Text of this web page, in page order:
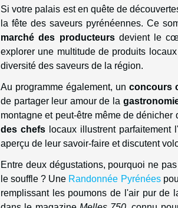
Si votre palais est en quête de
la fête des saveurs pyrénéennes. Ce
marché des producteursdevient le
explorer une multitude de produits
diversité des saveurs de la région.
Au programme également, un concours
de partager leur amour de la
montagne et peut-être même de
des chefs locaux illustrent parfaitement
aperçu de leur savoir-faire et discutent
Entre deux dégustations, pourquoi ne
le souffle ? Une Randonnée Pyrénées
remplissant les poumons de l'air pur de